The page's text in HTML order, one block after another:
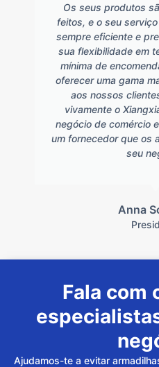
Os seus produtos
feitos, e o seu
sempre eficiente e
sua flexibilidade em
mínima de
oferecer uma gama
aos nossos
vivamente o
negócio de comércio
um fornecedor que os
seu
Anna
Fala com
Ajudamos-te a evitar